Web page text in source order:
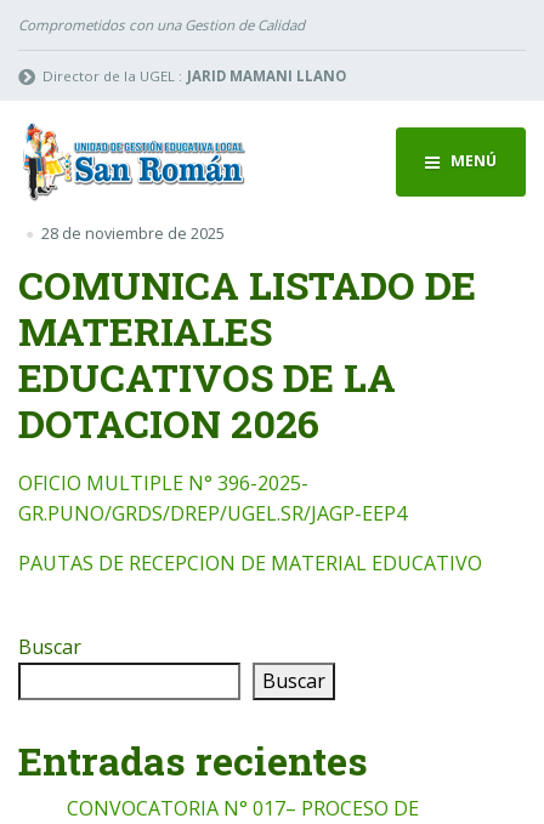
Comprometidos con una Gestion de Calidad
Director de la UGEL : JARID MAMANI LLANO
MENÚ
28 de noviembre de 2025
COMUNICA LISTADO DE
MATERIALES
EDUCATIVOS DE LA
DOTACION 2026
OFICIO MULTIPLE N° 396-2025-
GR.PUNO/GRDS/DREP/UGEL.SR/JAGP-EEP4
PAUTAS DE RECEPCION DE MATERIAL EDUCATIVO
Buscar
Buscar
Entradas recientes
CONVOCATORIA N° 017– PROCESO DE